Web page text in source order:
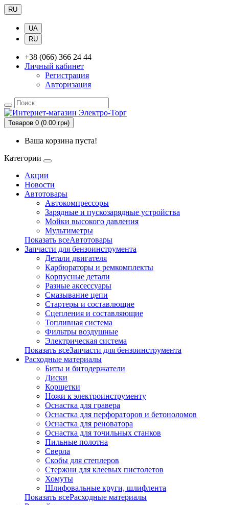
RU
UA
RU
+38 (066) 366 24 44
Личный кабинет
Регистрация
Авторизация
Товаров 0 (0.00 грн)
Ваша корзина пуста!
Категории
Акции
Новости
Автотовары
Автокомпрессоры
Зарядные и пускозарядные устройства
Мойки высокого давления
Мультиметры
Показать всеАвтотовары
Запчасти для бензоинструмента
Детали двигателя
Карбюраторы и ремкомплекты
Корпусные детали
Разные аксессуары
Смазывание цепи
Стартеры и составлющие
Сцепления и составляющие
Топливная система
Фильтры воздушные
Электрическая система
Показать всеЗапчасти для бензоинструмента
Расходные материалы
Биты и битодержатели
Диски
Корщетки
Ножи к электроинструменту
Оснастка для гравера
Оснастка для перфораторов и бетоноломов
Оснастка для реноватора
Оснастка для точильных станков
Пильные полотна
Сверла
Скобы для степлеров
Стержни для клеевых пистолетов
Хомуты
Шлифовальные круги, шлифлента
Показать всеРасходные материалы